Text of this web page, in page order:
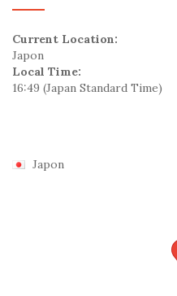
Current Location:
Japon
Local Time:
16:49 (Japan Standard Time)
Japon